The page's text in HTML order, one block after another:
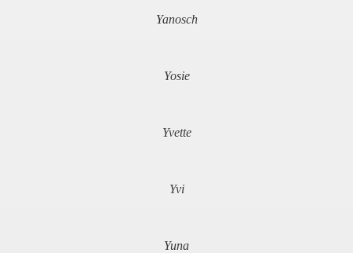
Yanosch
Yosie
Yvette
Yvi
Yuna